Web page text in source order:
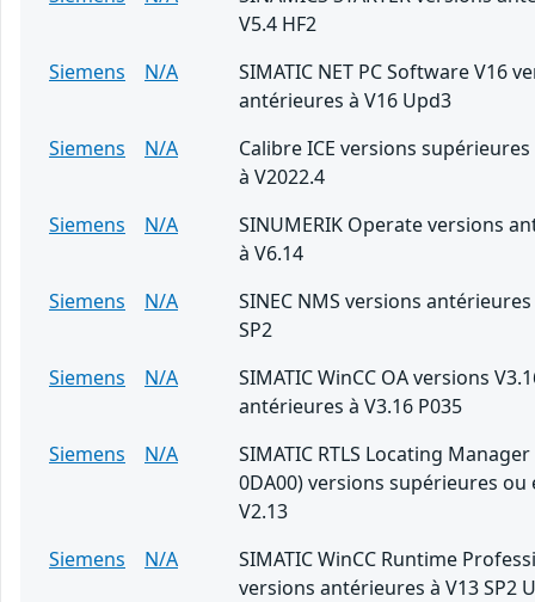
V5.4 HF2
Siemens
N/A
SIMATIC NET PC Software V16
antérieures à V16 Upd3
Siemens
N/A
Calibre ICE versions
à V2022.4
Siemens
N/A
SINUMERIK Operate versions
à V6.14
Siemens
N/A
SINEC NMS versions antérieures
SP2
Siemens
N/A
SIMATIC WinCC OA versions
antérieures à V3.16 P035
Siemens
N/A
SIMATIC RTLS Locating Manager
0DA00) versions supérieures ou
V2.13
Siemens
N/A
SIMATIC WinCC Runtime
versions antérieures à V13 SP2